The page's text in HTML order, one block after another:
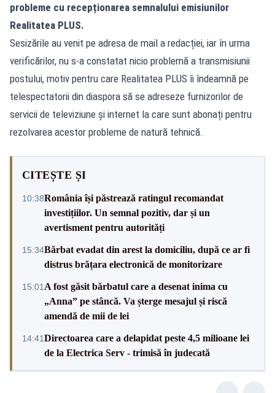
probleme cu recepționarea semnalului emisiunilor
Realitatea PLUS.
Sesizările au venit pe adresa de mail a redacției, iar în urma
verificărilor, nu s-a constatat nicio problemă a transmisiunii
postului, motiv pentru care Realitatea PLUS îi îndeamnă pe
telespectatorii din diaspora să se adreseze furnizorilor de
servicii de televiziune și internet la care sunt abonați pentru
rezolvarea acestor probleme de natură tehnică.
CITEȘTE ȘI
10:38România își păstrează ratingul recomandat
investițiilor. Un semnal pozitiv, dar și un
avertisment pentru autorități
15:34Bărbat evadat din arest la domiciliu, după ce ar fi
distrus brățara electronică de monitorizare
15:01 A fost găsit bărbatul care a desenat inima cu
„Anna” pe stâncă. Va șterge mesajul și riscă
amendă de mii de lei
14:41Directoarea care a delapidat peste 4,5 milioane lei
de la Electrica Serv - trimisă în judecată